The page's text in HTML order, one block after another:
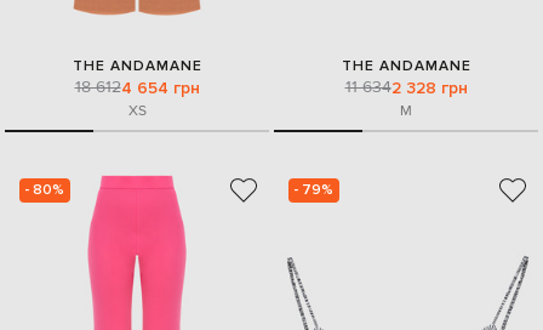
THE ANDAMANE
18 6124 654 грн
XS
THE ANDAMANE
11 6342 328 грн
M
- 80% - 79%